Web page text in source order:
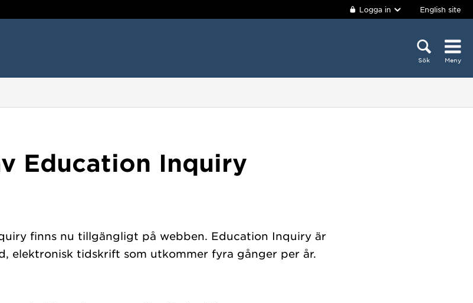
Logga in English site
Sök Meny
Education Inquiry
finns nu tillgängligt på webben. Education Inquiry är